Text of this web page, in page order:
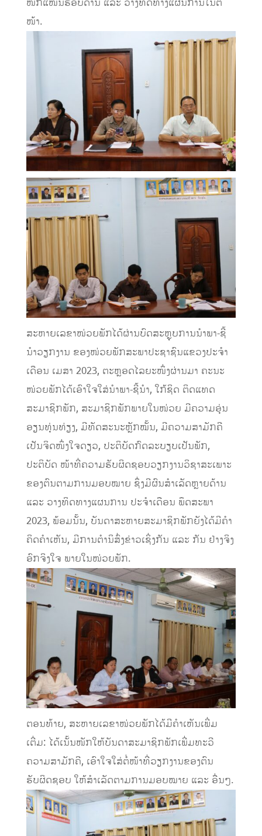
ໜັກແໜ້ນຮອບດ້ານ ແລະ ວາງທິດທາງແຜນການໃນຕໍ່
ໜ້າ.
ສະຫາຍເລຂາໜ່ວຍພັກໄດ້ຜ່ານບົດສະຫຼຸບການນໍາພາ-ຊີ້
ນໍາວຽກງານ ຂອງໜ່ວຍພັກສະພາປະຊາຊົນແຂວງປະຈໍາ
ເດືອນ ເມສາ 2023, ຕະຫຼອດໄລຍະໜຶ່ງຜ່ານມາ ຄະນະ
ໜ່ວຍພັກໄດ້ເອົາໃຈໃສ່ນໍາພາ-ຊີ້ນໍາ, ໃກ້ຊິດ ຕິດແທດ
ສະມາຊິກພັກ, ສະມາຊິກພັກພາຍໃນໜ່ວຍ ມີຄວາມອຸ່ນ
ອຽນທຸ່ນທ່ຽງ, ມີທັດສະນະຫຼັກໝັ້ນ, ມີຄວາມສາມັກຄີ
ເປັນຈິດໜຶ່ງໃຈດຽວ, ປະຕິບັດກົດລະບຽບເປັນພັກ,
ປະຕິບັດ ໜ້າທີ່ຄວາມຮັບຜິດຊອບວຽກງານວິຊາສະເພາະ
ຂອງຕົນຕາມການມອບໝາຍ ຊຶ່ງມີຜົນສໍາເລັດຫຼາຍດ້ານ
ແລະ ວາງທິດທາງແຜນການ ປະຈໍາເດືອນ ພຶດສະພາ
2023, ພ້ອມນັ້ນ, ບັນດາສະຫາຍສະມາຊິກພັກຍັງໄດ້ມີຄໍາ
ຄິດຄໍາເຫັນ, ມີການຕໍານິສົ່ງຂ່າວເຊິ່ງກັນ ແລະ ກັນ ຢ່າງຈິງ
ອົກຈິງໃຈ ພາຍໃນໜ່ວຍພັກ.
ຕອນທ້າຍ, ສະຫາຍເລຂາໜ່ວຍພັກໄດ້ມີຄໍາເຫັນເພີ່ມ
ເຕີ່ມ: ໄດ້ເນັ້ນໜັກໃຫ້ບັນດາສະມາຊິກພັກເພີ່ມທະວີ
ຄວາມສາມັກຄີ, ເອົາໃຈໃສ່ຕໍ່ໜ້າທີ່ວຽກງານຂອງຕົນ
ຮັບຜິດຊອບ ໃຫ້ສໍາເລັດຕາມການມອບໝາຍ ແລະ ອື່ນໆ.